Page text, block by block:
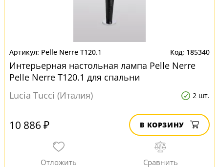
Pelle Nerre T120.1 185340
Интерьерная настольная лампа Pelle Nerre
Pelle Nerre T120.1 для спальни
Lucia Tucci (Италия)
2 шт.
10 886 ₽ В КОРЗИНУ